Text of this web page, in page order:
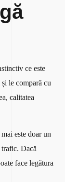
ce este
le compară cu
calitatea
este doar un
trafic. Dacă
face legătura